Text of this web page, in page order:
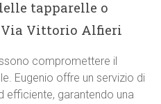
tapparelle o
Vittorio Alfieri
compromettere il
Eugenio offre un servizio di
efficiente, garantendo una